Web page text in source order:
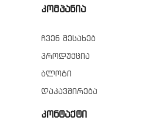
კომპანია
ჩვენ შესახებ
პროდუქცია
ბლოგი
დაკავშირება
კონტაქტი